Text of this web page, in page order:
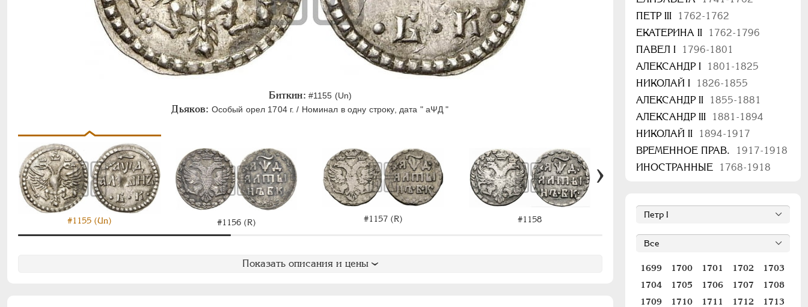
Биткин: #1155 (Un)
Дьяков: Особый орел 1704 г. / Номинал в одну строку, дата " аΨД "
#1155 (Un) #1156 (R) #1157 (R) #1158 #1159
Показать описания и цены
ПЕТР III
1762-1762
ЕКАТЕРИНА II
1762-1796
ПАВЕЛ I
1796-1801
АЛЕКСАНДР I
1801-1825
НИКОЛАЙ I
1826-1855
АЛЕКСАНДР II
1855-1881
АЛЕКСАНДР III
1881-1894
НИКОЛАЙ II
1894-1917
ВРЕМЕННОЕ ПРАВ.
1917-1918
ИНОСТРАННЫЕ
1768-1918
1699 1700 1701 1702
1703
1704
1705 1706 1707
1708
1709
1710 1711 1712
1713